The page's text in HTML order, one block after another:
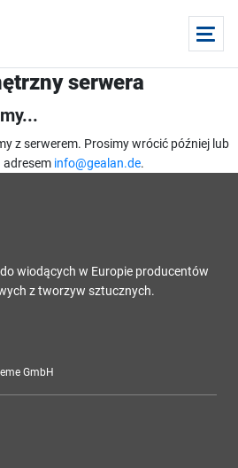
serwera
z serwerem. Prosimy wrócić później lub
adresem info@gealan.de.
wiodących w Europie producentów
z tworzyw sztucznych.
GmbH